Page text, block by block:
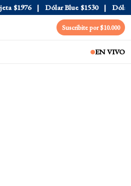
$1976 Dólar Blue $1530 Dólar
Suscribite por $10.000
EN VIVO